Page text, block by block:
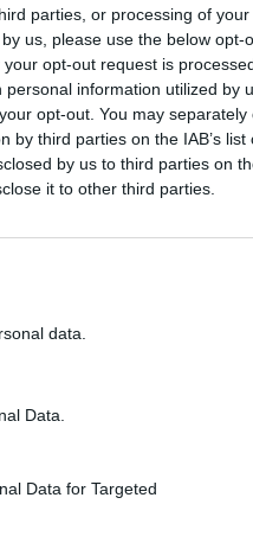
parties, or processing of
us, please use the below opt-
opt-out request is
information utilized by
opt-out. You may
third parties on the IAB’s list
by us to third parties on
it to other third parties.
data.
Data.
Data for Targeted